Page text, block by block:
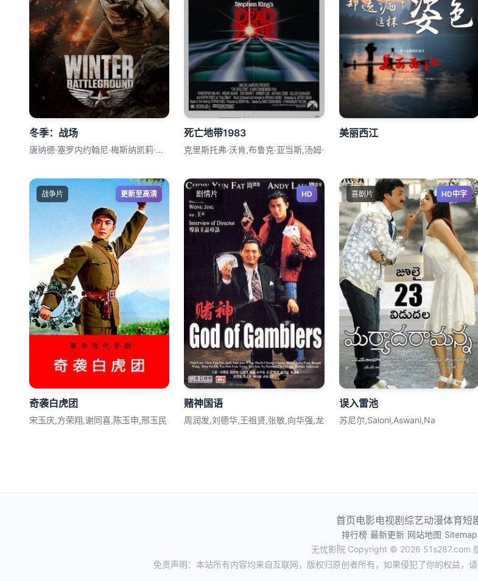
冬季：战场
唐纳德·塞罗内约翰尼·梅斯纳凯莉·吉尔伯
死亡地带1983
克里斯托弗·沃肯,布鲁克·亚当斯,汤姆·
美丽西江
战争片 更新至高清
奇袭白虎团
宋玉庆,方荣翔,谢同喜,陈玉申,邢玉民
剧情片 HD
赌神国语
周润发,刘德华,王祖贤,张敏,向华强,龙
喜剧片 HD中字
误入雷池
苏尼尔,Saloni,Aswani,Na
首页电影电视剧 综艺动漫体育短
排行榜| 最新更新| 网站地图 Sitemap
无忧影院 Copyright © 2026 51s287.com
免责声明：本站所有内容均来自互联网，版权归原创者所有，如果侵犯了你的权益，